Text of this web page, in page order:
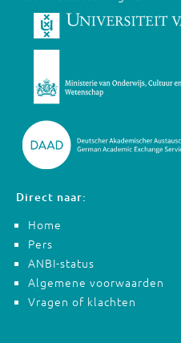
Direct naar:
Home
Pers
ANBI-status
Algemene voorwaarden
Vragen of klachten